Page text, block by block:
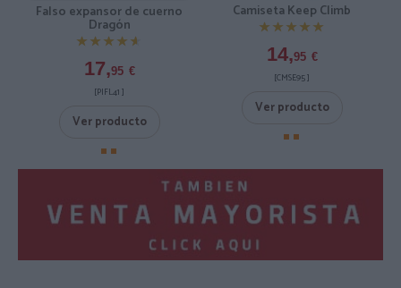
Falso expansor de cuerno
Dragón
★★★★★
★★★★★
17,95 €
[PIFL41 ]
Ver producto
Camiseta Keep Climb
★★★★★
★★★★★
14,95 €
[CMSE95 ]
Ver producto